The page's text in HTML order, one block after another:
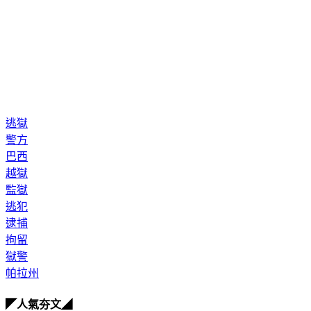
逃獄
警方
巴西
越獄
監獄
逃犯
逮捕
拘留
獄警
帕拉州
◤人氣夯文◢